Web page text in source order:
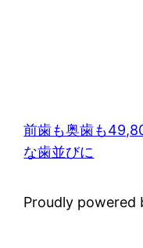
前歯も奥歯も
な歯並びに
Proudly powered